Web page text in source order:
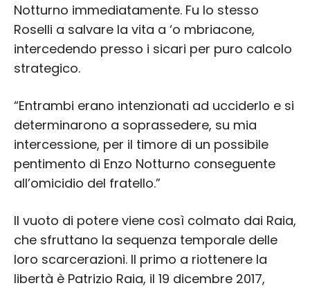
Notturno immediatamente. Fu lo stesso
Roselli a salvare la vita a ‘o mbriacone,
intercedendo presso i sicari per puro calcolo
strategico.
“Entrambi erano intenzionati ad ucciderlo e si
determinarono a soprassedere, su mia
intercessione, per il timore di un possibile
pentimento di Enzo Notturno conseguente
all’omicidio del fratello.”
Il vuoto di potere viene così colmato dai Raia,
che sfruttano la sequenza temporale delle
loro scarcerazioni. Il primo a riottenere la
libertà è Patrizio Raia, il 19 dicembre 2017,